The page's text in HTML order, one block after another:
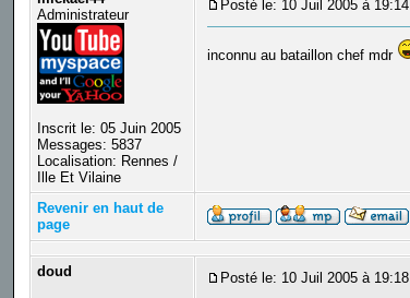
Administrateur
Inscrit le: 05 Juin 2005
Messages: 5837
Localisation: Rennes /
Ille Et Vilaine
Posté le: 10 Juil 2005 à 19:14
inconnu au bataillon chef mdr
Revenir en haut de
page
doud Posté le: 10 Juil 2005 à 19:18